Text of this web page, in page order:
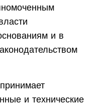
и в
и технические